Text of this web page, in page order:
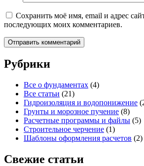
Сохранить моё имя, email и адрес
последующих моих комментариев.
Рубрики
Все о фундаментах (4)
Все статьи (21)
Гидроизоляция и водопонижение
Грунты и морозное пучение (8)
Расчетные программы и файлы (5)
Строительное черчение (1)
Шаблоны оформления расчетов (2)
Свежие статьи